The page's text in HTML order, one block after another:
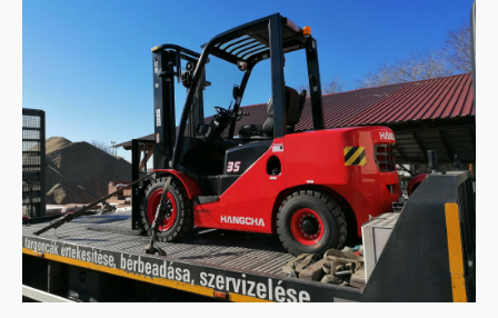
KÜLTÉRI ELEKTROMOS HOMLOKVILLÁS
TARGONCA